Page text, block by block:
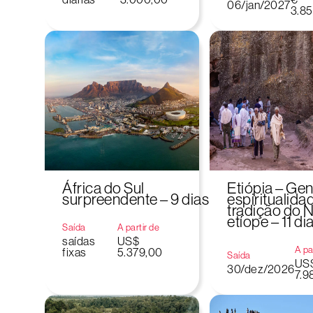
06/jan/2027
África do Sul
surpreendente – 9 dias
Saída
saídas
fixas
A partir de
US$
5.379,00
Etiópia –
tradição do
etíope – 11
Saída
30/dez/2026
A